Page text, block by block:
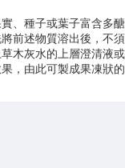
、種子或葉子富含多
前述物質溶出後，不
木灰水的上層澄清液
，由此可製成果凍狀的